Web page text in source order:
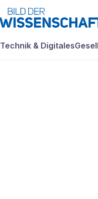
Technik & Digitales